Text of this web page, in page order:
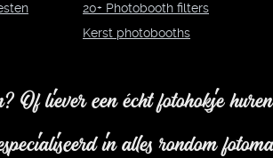
20+ Photobooth filters
Kerst photobooths
Of liever een écht fotohokje
in alles rondom